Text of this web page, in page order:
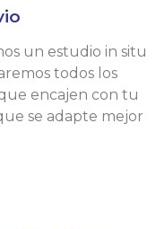
un estudio in situ
todos los
encajen con tu
se adapte mejor